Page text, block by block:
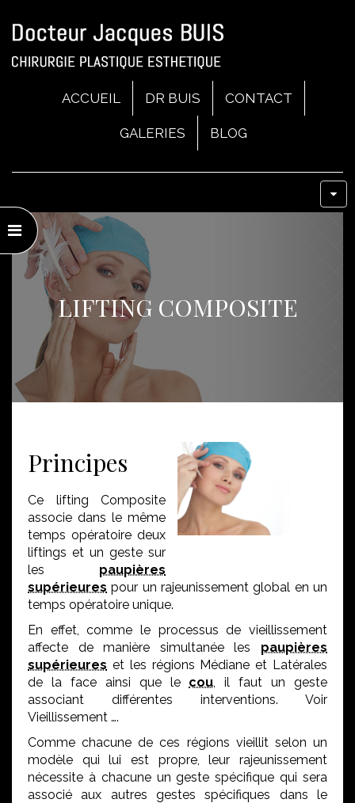
ACCUEIL DR BUIS CONTACT
GALERIES BLOG
LIFTING COMPOSITE
Principes
Ce lifting Composite
associe dans le même
temps opératoire deux
liftings et un geste sur
les paupières
supérieures pour un rajeunissement global en un
temps opératoire unique.
En effet, comme le processus de vieillissement
affecte de manière simultanée les paupières
supérieures et les régions Médiane et Latérales
de la face ainsi que le cou, il faut un geste
associant différentes interventions. Voir
Vieillissement ….
Comme chacune de ces régions vieillit selon un
modèle qui lui est propre, leur rajeunissement
nécessite à chacune un geste spécifique qui sera
associé aux autres gestes spécifiques dans le